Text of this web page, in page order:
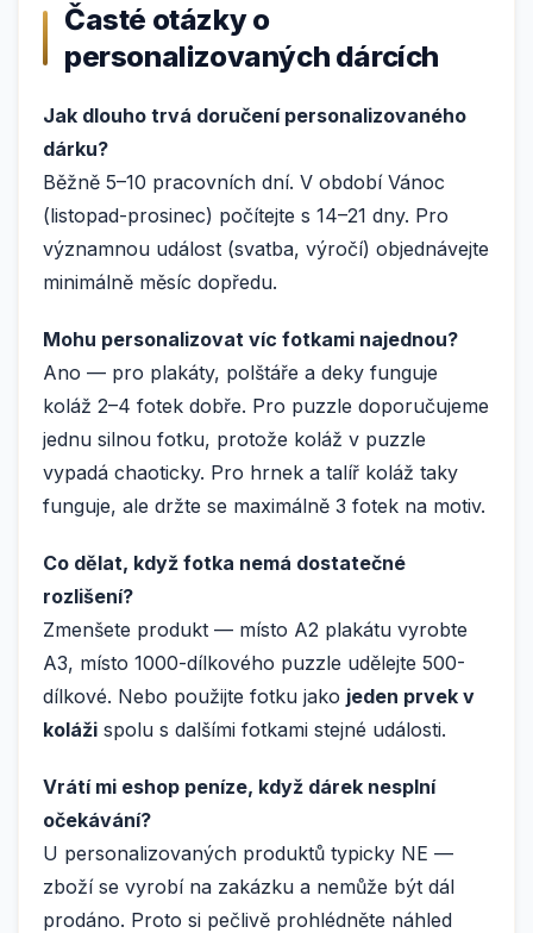
Časté otázky o
personalizovaných dárcích
Jak dlouho trvá doručení personalizovaného
dárku?
Běžně 5–10 pracovních dní. V období Vánoc
(listopad-prosinec) počítejte s 14–21 dny. Pro
významnou událost (svatba, výročí) objednávejte
minimálně měsíc dopředu.
Mohu personalizovat víc fotkami najednou?
Ano — pro plakáty, polštáře a deky funguje
koláž 2–4 fotek dobře. Pro puzzle doporučujeme
jednu silnou fotku, protože koláž v puzzle
vypadá chaoticky. Pro hrnek a talíř koláž taky
funguje, ale držte se maximálně 3 fotek na motiv.
Co dělat, když fotka nemá dostatečné
rozlišení?
Zmenšete produkt — místo A2 plakátu vyrobte
A3, místo 1000-dílkového puzzle udělejte 500-
dílkové. Nebo použijte fotku jako jeden prvek v
koláži spolu s dalšími fotkami stejné události.
Vrátí mi eshop peníze, když dárek nesplní
očekávání?
U personalizovaných produktů typicky NE —
zboží se vyrobí na zakázku a nemůže být dál
prodáno. Proto si pečlivě prohlédněte náhled